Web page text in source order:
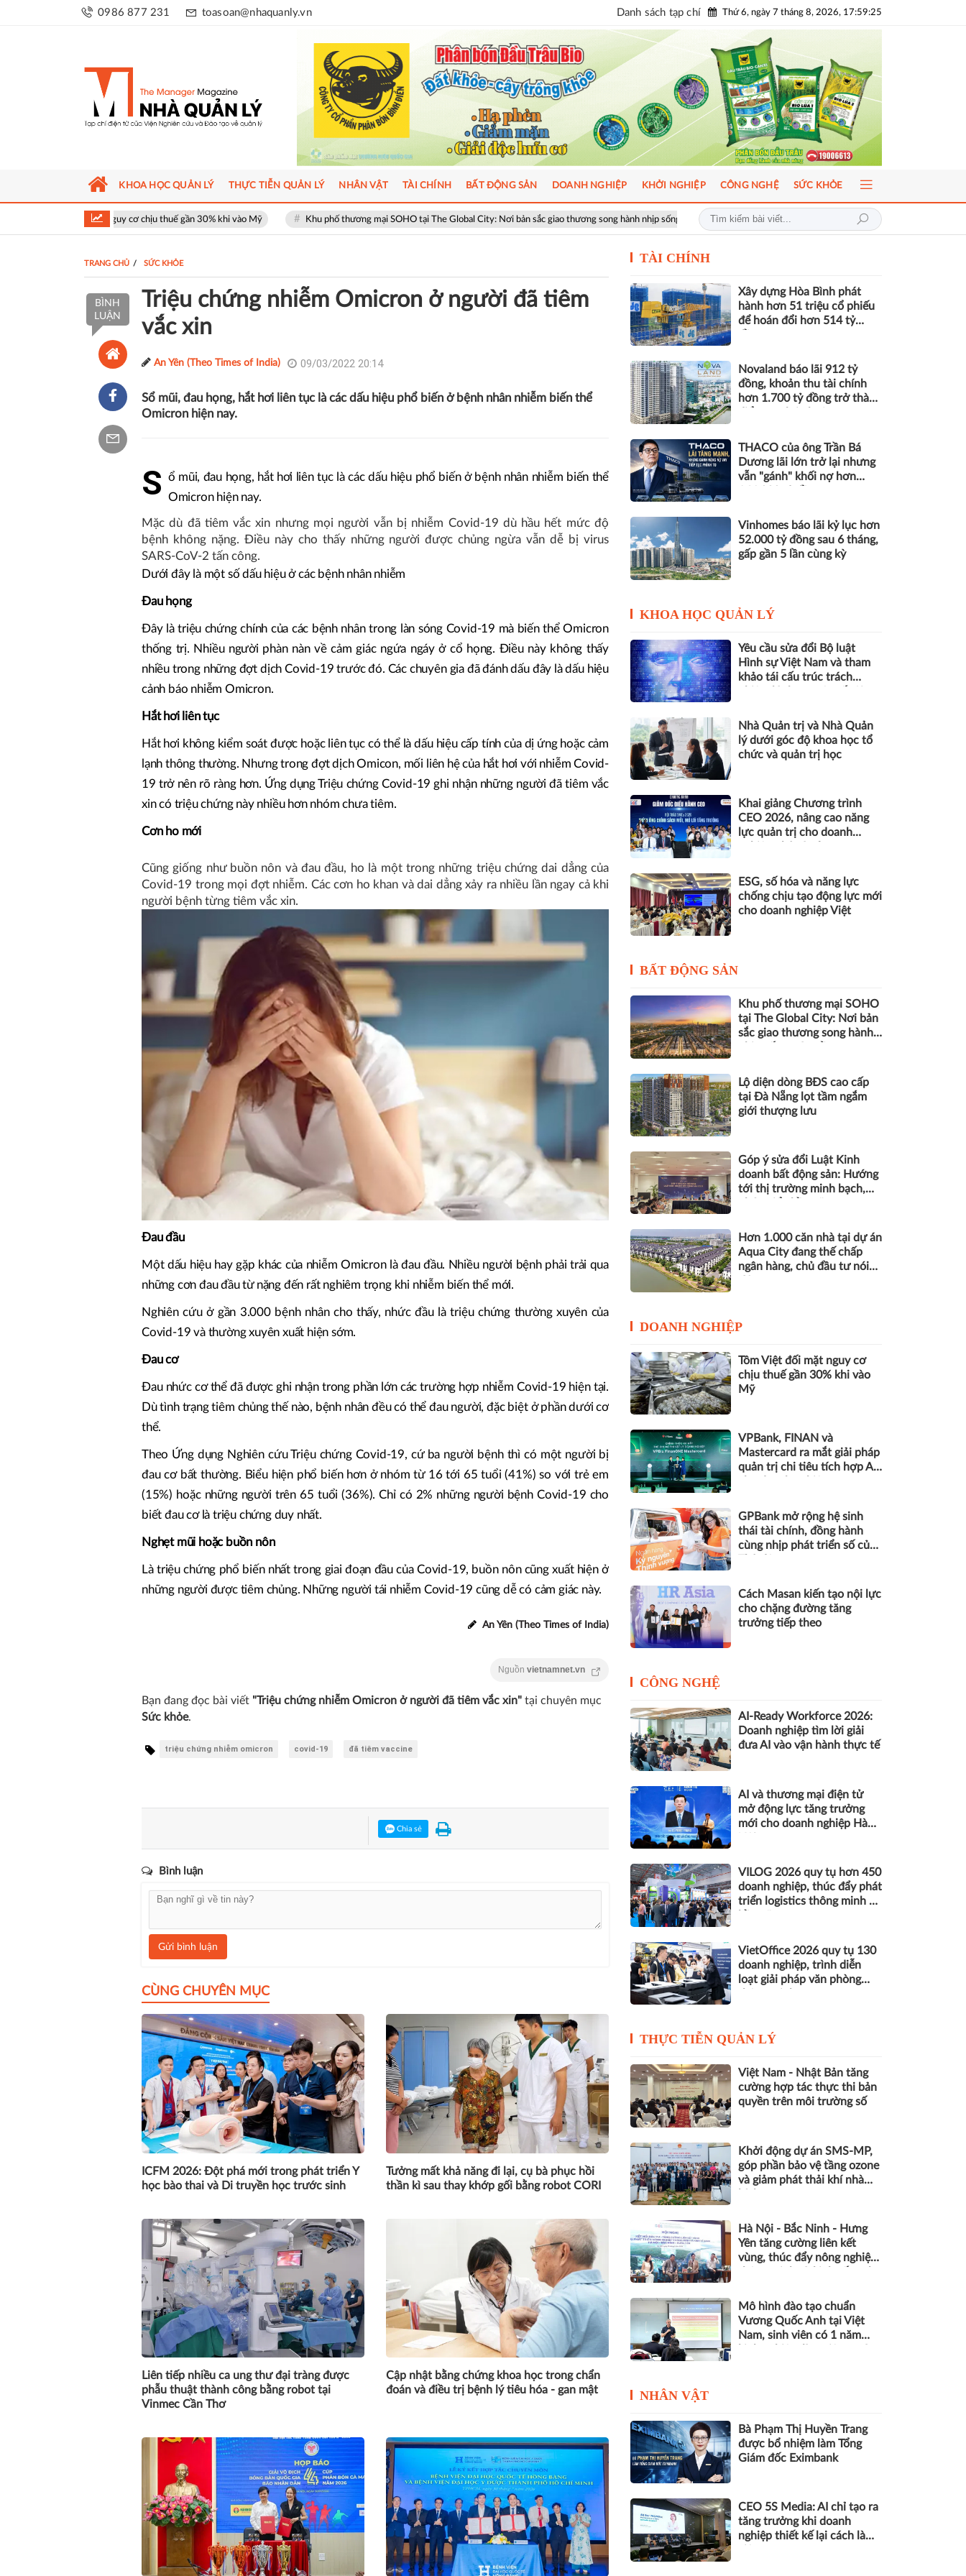
0986 877 231 toasoan@nhaquanly.vn Danh sách tạp chí Thứ 6, ngày 7 tháng 8, 2026, 17:59:27
mặt nguy cơ chịu thuế gần 30% khi vào Mỹ Khu phố thương mại SOHO tại The Global City: Nơi bản sắc giao thương song hành nhịp sống toàn cầu ICFM 2026: Đột phá mới trong phát triển Y học bào thai và Di truyền
KHOA HỌC QUẢN LÝ THỰC TIỄN QUẢN LÝ NHÂN VẬT TÀI CHÍNH BẤT ĐỘNG SẢN DOANH NGHIỆP KHỞI NGHIỆP CÔNG NGHỆ SỨC KHỎE
TRANG CHỦ SỨC KHỎE
BÌNH
LUẬN
Triệu chứng nhiễm Omicron ở người đã tiêm
vắc xin
An Yên (Theo Times of India) 09/03/2022 20:14
Sổ mũi, đau họng, hắt hơi liên tục là các dấu hiệu phổ biến ở bệnh nhân nhiễm biến thể
Omicron hiện nay.
S ổ mũi, đau họng, hắt hơi liên tục là các dấu hiệu phổ biến ở bệnh nhân nhiễm biến thể
Omicron hiện nay.
Mặc dù đã tiêm vắc xin nhưng mọi người vẫn bị nhiễm Covid-19 dù hầu hết mức độ
bệnh không nặng. Điều này cho thấy những người được chủng ngừa vẫn dễ bị virus
SARS-CoV-2 tấn công.
Dưới đây là một số dấu hiệu ở các bệnh nhân nhiễm
Đau họng
Đây là triệu chứng chính của các bệnh nhân trong làn sóng Covid-19 mà biến thể Omicron
thống trị. Nhiều người phàn nàn về cảm giác ngứa ngáy ở cổ họng. Điều này không thấy
nhiều trong những đợt dịch Covid-19 trước đó. Các chuyên gia đã đánh dấu đây là dấu hiệu
cảnh báo nhiễm Omicron.
Hắt hơi liên tục
Hắt hơi không kiểm soát được hoặc liên tục có thể là dấu hiệu cấp tính của dị ứng hoặc cảm
lạnh thông thường. Nhưng trong đợt dịch Omicon, mối liên hệ của hắt hơi với nhiễm Covid-
19 trở nên rõ ràng hơn. Ứng dụng Triệu chứng Covid-19 ghi nhận những người đã tiêm vắc
xin có triệu chứng này nhiều hơn nhóm chưa tiêm.
Cơn ho mới
Cũng giống như buồn nôn và đau đầu, ho là một trong những triệu chứng dai dẳng của
Covid-19 trong mọi đợt nhiễm. Các cơn ho khan và dai dẳng xảy ra nhiều lần ngay cả khi
người bệnh từng tiêm vắc xin.
Đau đầu
Một dấu hiệu hay gặp khác của nhiễm Omicron là đau đầu. Nhiều người bệnh phải trải qua
những cơn đau đầu từ nặng đến rất nghiêm trọng khi nhiễm biến thể mới.
Nghiên cứu ở gần 3.000 bệnh nhân cho thấy, nhức đầu là triệu chứng thường xuyên của
Covid-19 và thường xuyên xuất hiện sớm.
Đau cơ
Đau nhức cơ thể đã được ghi nhận trong phần lớn các trường hợp nhiễm Covid-19 hiện tại.
Dù tình trạng tiêm chủng thế nào, bệnh nhân đều có thể đau người, đặc biệt ở phần dưới cơ
thể.
Theo Ứng dụng Nghiên cứu Triệu chứng Covid-19, cứ ba người bệnh thì có một người bị
đau cơ bất thường. Biểu hiện phổ biến hơn ở nhóm từ 16 tới 65 tuổi (41%) so với trẻ em
(15%) hoặc những người trên 65 tuổi (36%). Chỉ có 2% những người bệnh Covid-19 cho
biết đau cơ là triệu chứng duy nhất.
Nghẹt mũi hoặc buồn nôn
Là triệu chứng phổ biến nhất trong giai đoạn đầu của Covid-19, buồn nôn cũng xuất hiện ở
những người được tiêm chủng. Những người tái nhiễm Covid-19 cũng dễ có cảm giác này.
An Yên (Theo Times of India)
Nguồn vietnamnet.vn
Bạn đang đọc bài viết "Triệu chứng nhiễm Omicron ở người đã tiêm vắc xin" tại chuyên mục
Sức khỏe.
triệu chứng nhiễm omicron covid-19 đã tiêm vaccine
Chia sẻ
Bình luận
Gửi bình luận
CÙNG CHUYÊN MỤC
ICFM 2026: Đột phá mới trong phát triển Y
học bào thai và Di truyền học trước sinh
Tưởng mất khả năng đi lại, cụ bà phục hồi
thần kì sau thay khớp gối bằng robot CORI
Liên tiếp nhiều ca ung thư đại tràng được
phẫu thuật thành công bằng robot tại
Vinmec Cần Thơ
Cập nhật bằng chứng khoa học trong chẩn
đoán và điều trị bệnh lý tiêu hóa - gan mật
TÀI CHÍNH
Xây dựng Hòa Bình phát
hành hơn 51 triệu cổ phiếu
để hoán đổi hơn 514 tỷ
Novaland báo lãi 912 tỷ
đồng, khoản thu tài chính
hơn 1.700 tỷ đồng trở thành
THACO của ông Trần Bá
Dương lãi lớn trở lại nhưng
vẫn "gánh" khối nợ hơn
Vinhomes báo lãi kỷ lục hơn
52.000 tỷ đồng sau 6 tháng,
gấp gần 5 lần cùng kỳ
KHOA HỌC QUẢN LÝ
Yêu cầu sửa đổi Bộ luật
Hình sự Việt Nam và tham
khảo tái cấu trúc trách
nhân tạo
Nhà Quản trị và Nhà Quản
lý dưới góc độ khoa học tổ
chức và quản trị học
Khai giảng Chương trình
CEO 2026, nâng cao năng
lực quản trị cho doanh
ESG, số hóa và năng lực
chống chịu tạo động lực mới
cho doanh nghiệp Việt
BẤT ĐỘNG SẢN
Khu phố thương mại SOHO
tại The Global City: Nơi bản
sắc giao thương song hành
Lộ diện dòng BĐS cao cấp
tại Đà Nẵng lọt tầm ngắm
giới thượng lưu
Góp ý sửa đổi Luật Kinh
doanh bất động sản: Hướng
tới thị trường minh bạch,
Hơn 1.000 căn nhà tại dự án
Aqua City đang thế chấp
ngân hàng, chủ đầu tư nói
DOANH NGHIỆP
Tôm Việt đối mặt nguy cơ
chịu thuế gần 30% khi vào
Mỹ
VPBank, FINAN và
Mastercard ra mắt giải pháp
quản trị chi tiêu tích hợp AI
GPBank mở rộng hệ sinh
thái tài chính, đồng hành
cùng nhịp phát triển số của
Cách Masan kiến tạo nội lực
cho chặng đường tăng
trưởng tiếp theo
CÔNG NGHỆ
AI-Ready Workforce 2026:
Doanh nghiệp tìm lời giải
đưa AI vào vận hành thực tế
AI và thương mại điện tử
mở động lực tăng trưởng
mới cho doanh nghiệp Hà
VILOG 2026 quy tụ hơn 450
doanh nghiệp, thúc đẩy phát
triển logistics thông minh và
VietOffice 2026 quy tụ 130
doanh nghiệp, trình diễn
loạt giải pháp văn phòng
THỰC TIỄN QUẢN LÝ
Việt Nam - Nhật Bản tăng
cường hợp tác thực thi bản
quyền trên môi trường số
Khởi động dự án SMS-MP,
góp phần bảo vệ tầng ozone
và giảm phát thải khí nhà
Hà Nội - Bắc Ninh - Hưng
Yên tăng cường liên kết
vùng, thúc đẩy nông nghiệp
Mô hình đào tạo chuẩn
Vương Quốc Anh tại Việt
Nam, sinh viên có 1 năm
NHÂN VẬT
Bà Phạm Thị Huyền Trang
được bổ nhiệm làm Tổng
Giám đốc Eximbank
CEO 5S Media: AI chỉ tạo ra
tăng trưởng khi doanh
nghiệp thiết kế lại cách làm